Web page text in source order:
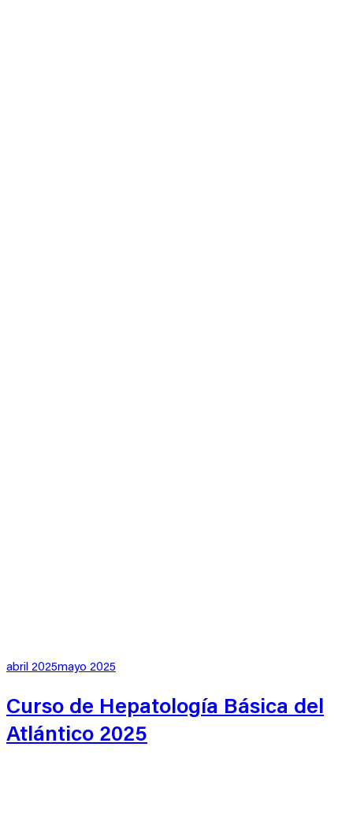
Publicado
abril 2025mayo 2025
Curso de Hepatología Básica del
Atlántico 2025